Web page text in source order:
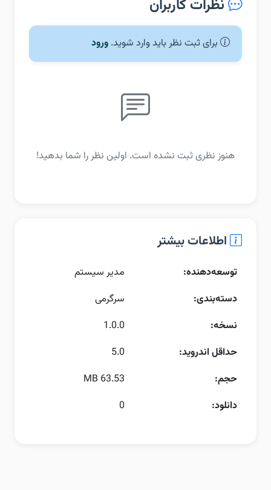
نظرات کاربران
برای ثبت نظر باید وارد شوید. ورود
هنوز نظری ثبت نشده است. اولین نظر را شما بدهید!
اطلاعات بیشتر
توسعه‌دهنده:
مدیر سیستم
دسته‌بندی:
سرگرمی
نسخه:
1.0.0
حداقل اندروید:
5.0
حجم:
63.53 MB
دانلود:
0